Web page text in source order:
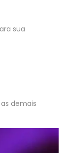
sua
demais